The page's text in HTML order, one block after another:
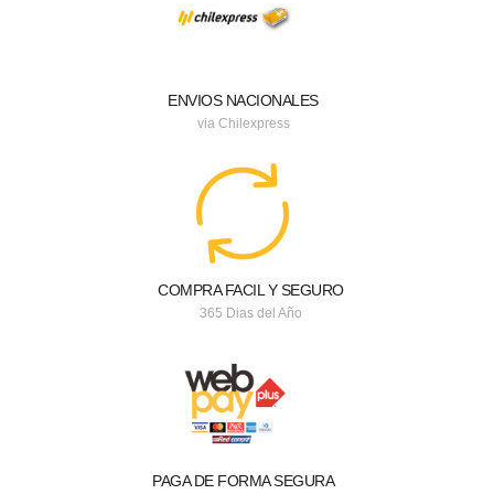
ENVIOS NACIONALES
via Chilexpress
COMPRA FACIL Y SEGURO
365 Dias del Año
PAGA DE FORMA SEGURA